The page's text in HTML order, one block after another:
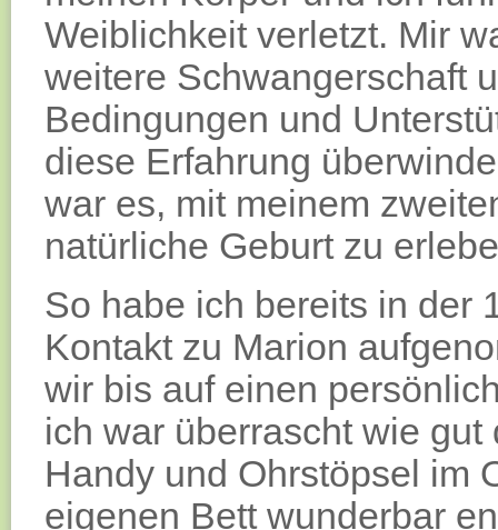
Weiblichkeit verletzt. Mir
weitere Schwangerschaft
Bedingungen und
diese Erfahrung
war es, mit meinem
natürliche Geburt zu
So habe ich bereits in der
Kontakt zu Marion
wir bis auf einen
ich war überrascht wie
Handy und Ohrstöpsel im
eigenen Bett wunderbar